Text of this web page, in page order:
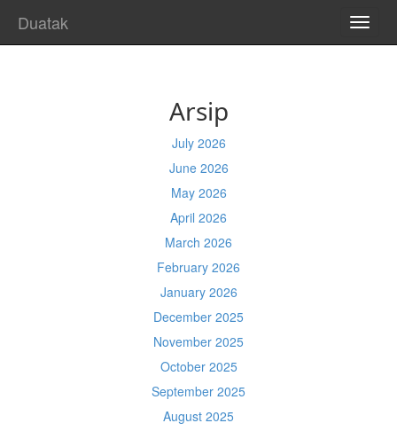
Duatak
Arsip
July 2026
June 2026
May 2026
April 2026
March 2026
February 2026
January 2026
December 2025
November 2025
October 2025
September 2025
August 2025